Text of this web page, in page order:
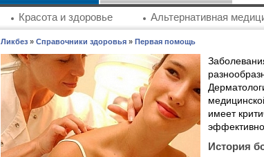
Красота и здоровье Альтернативная
Ликбез» Справочники здоровья» Первая помощь
имеет
История